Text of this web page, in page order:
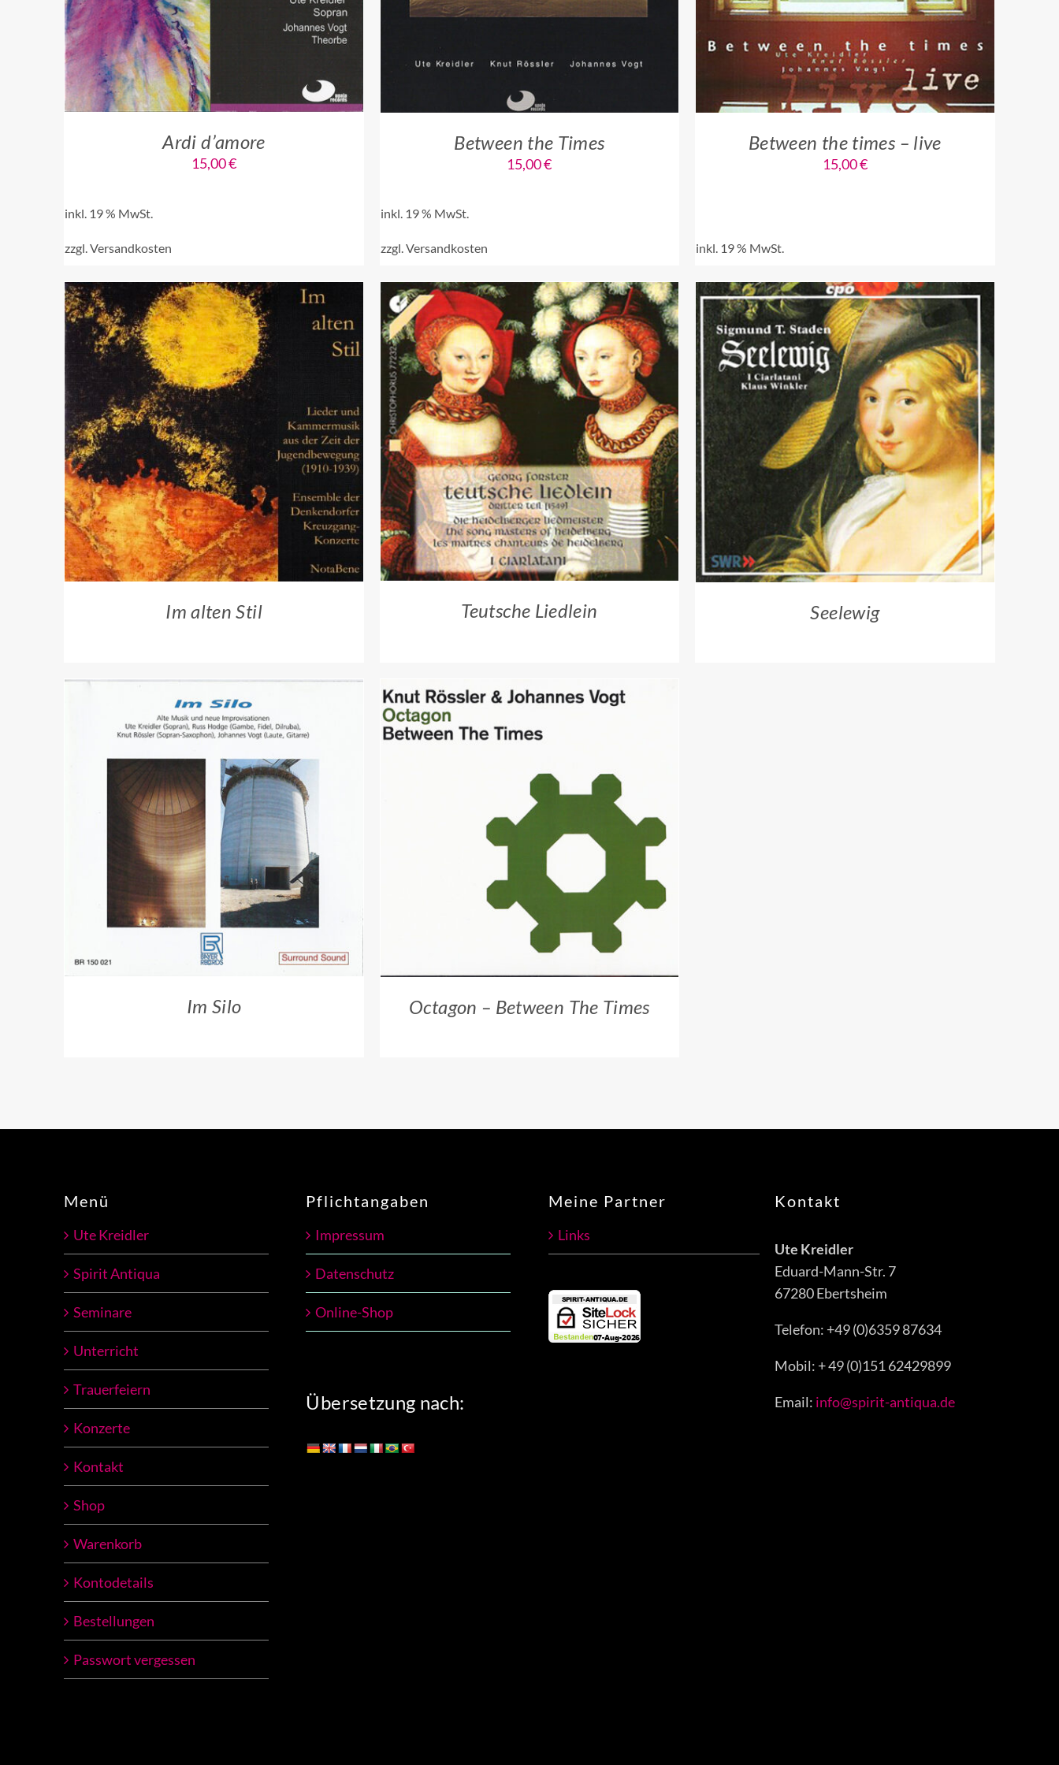
Ardi d’amore
15,00€
inkl. 19 % MwSt.
zzgl.Versandkosten
Between the Times
15,00€
inkl. 19 % MwSt.
zzgl.Versandkosten
Between the times – live
15,00€
inkl. 19 % MwSt.
ZUM HÄNDLER / QUICK VIEW
Im alten Stil
ZUM HÄNDLER QUICK VIEW
Teutsche Liedlein
ZUM HÄNDLER / QUICK VIEW
Seelewig
ZUM HÄNDLER / QUICK VIEW
Im Silo
ZUM HÄNDLER QUICK VIEW
Octagon – Between The Times
Menü
Ute Kreidler
Spirit Antiqua
Seminare
Unterricht
Trauerfeiern
Konzerte
Kontakt
Shop
Warenkorb
Kontodetails
Bestellungen
Passwort vergessen
Pflichtangaben
Impressum
Datenschutz
Online-Shop
Übersetzung nach:
Meine Partner
Links
Kontakt
Ute Kreidler
Eduard-Mann-Str. 7
67280 Ebertsheim
Telefon: +49 (0)6359 87634
Mobil: + 49 (0)151 62429899
Email: info@spirit-antiqua.de